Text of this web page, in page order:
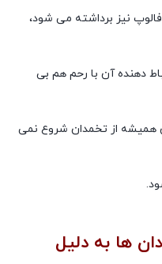
نیز برداشته می شود،
دهنده آن با رحم هم بی
از تخمدان شروع نمی
ها به دلیل